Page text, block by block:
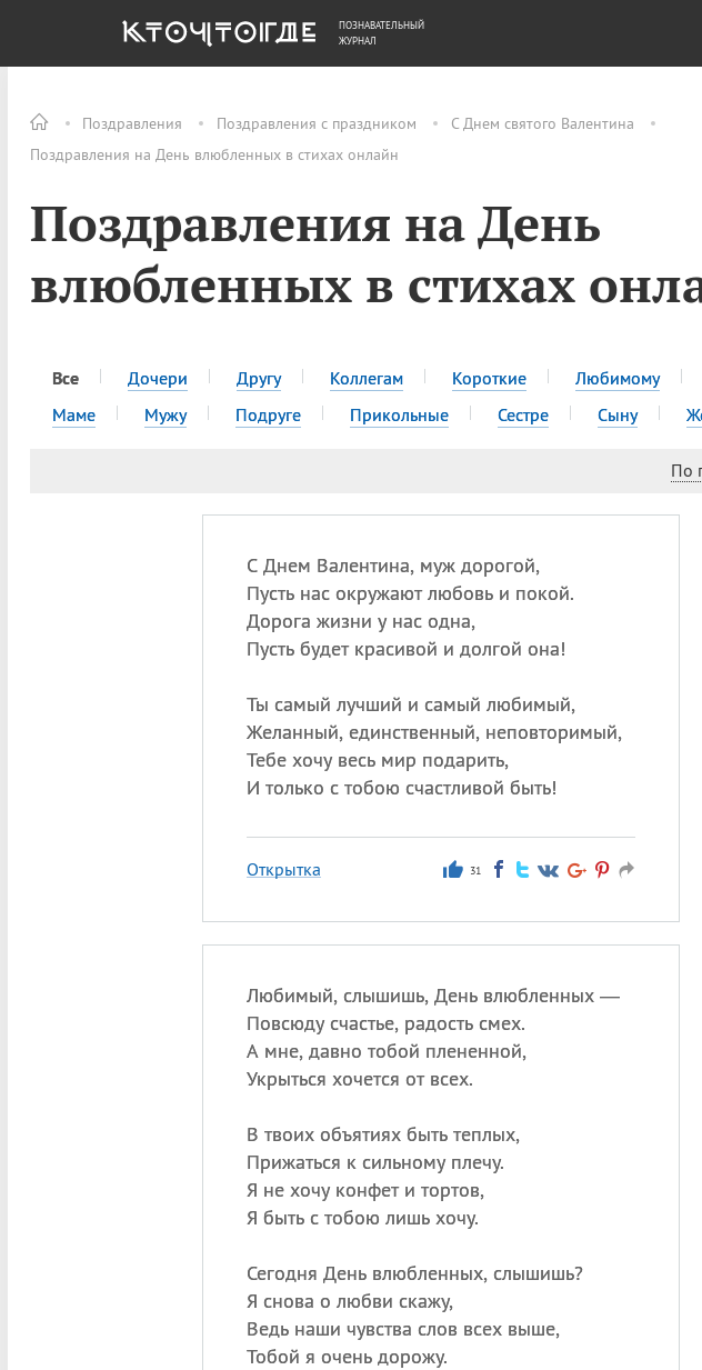
Поздравления Поздравления с праздником
С Днем святого Валентина
Поздравления на День влюбленных в стихах онлайн
Поздравления на День
влюбленных в стихах
Все Дочери Другу Коллегам Короткие Любимому
Маме
Мужу Подруге Прикольные Сестре Сыну
По
С Днем Валентина, муж дорогой,
Пусть нас окружают любовь и покой.
Дорога жизни у нас одна,
Пусть будет красивой и долгой она!
Ты самый лучший и самый любимый,
Желанный, единственный, неповторимый,
Тебе хочу весь мир подарить,
И только с тобою счастливой быть!
Открытка 31
Любимый, слышишь, День влюбленных —
Повсюду счастье, радость смех.
А мне, давно тобой плененной,
Укрыться хочется от всех.
В твоих объятиях быть теплых,
Прижаться к сильному плечу.
Я не хочу конфет и тортов,
Я быть с тобою лишь хочу.
Сегодня День влюбленных, слышишь?
Я снова о любви скажу,
Ведь наши чувства слов всех выше,
Тобой я очень дорожу.
ОБЩЕСТВО ДЕНЬГИ
ПОЗНАВАТЕЛЬНЫЙ
ЖУРНАЛ